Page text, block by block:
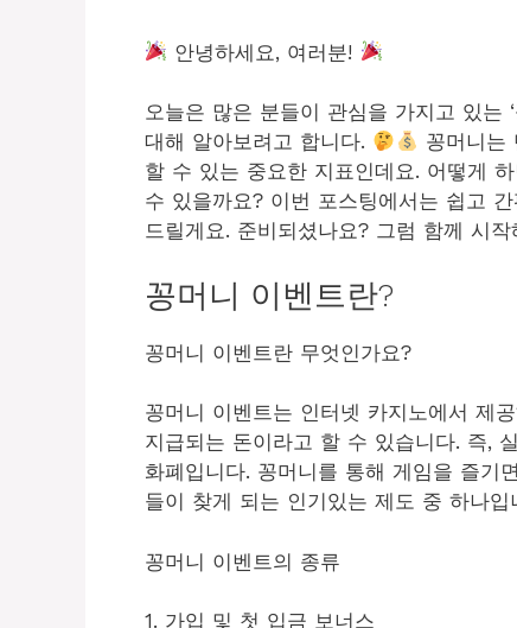
안녕하세요, 여러분!
오늘은 많은 분들이 관심을 가지고 있는
대해 알아보려고 합니다.
꽁머니는
할 수 있는 중요한 지표인데요. 어떻게
수 있을까요? 이번 포스팅에서는 쉽고
드릴게요. 준비되셨나요? 그럼 함께 시작
꽁머니 이벤트란?
꽁머니 이벤트란 무엇인가요?
꽁머니 이벤트는 인터넷 카지노에서 제
지급되는 돈이라고 할 수 있습니다. 즉,
화폐입니다. 꽁머니를 통해 게임을 즐기
들이 찾게 되는 인기있는 제도 중 하나입
꽁머니 이벤트의 종류
1. 가입 및 첫 입금 보너스